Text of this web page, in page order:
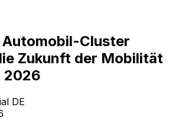
Cluster
Zukunft der Mobilität
2026
DE